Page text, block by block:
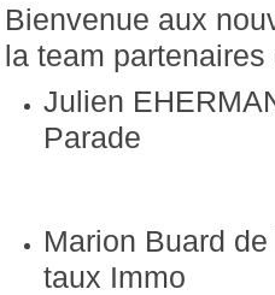
Bienvenue aux
la team
Julien
Parade
Marion Buard
taux Immo